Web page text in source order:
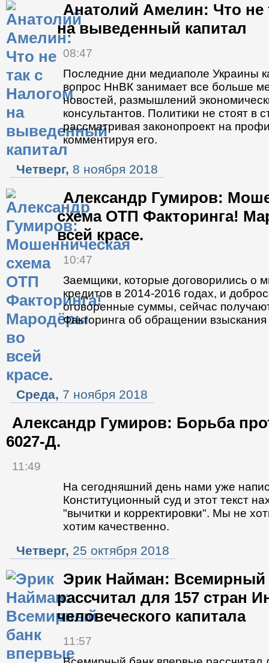
Анатолий Амелин: Что не
на выведенный капитал
08:47
Последние дни медиаполе Украины
вопрос НнВК занимает все больше
новостей, размышлений
консультантов. Политики не стоят в
рассматривая законопроект на
комментируя его.
Четверг, 8 ноября 2018
Александр Гумиров:
схема ОТП Факторинга!
всей красе.
10:47
Заемщики, которые договорились о
кредитов в 2014-2016 годах, и
оговоренные суммы, сейчас
Факторинга об обращении
Среда, 7 ноября 2018
Александр Гумиров: Борьба
6027-Д.
11:49
На сегодняшний день нами уже
Конституционный суд и этот текст
"вычитки и корректировки". Мы не
хотим качественно.
Четверг, 25 октября 2018
Эрик Найман: Всемирный
рассчитал для 157 стран
человеческого капитала
11:57